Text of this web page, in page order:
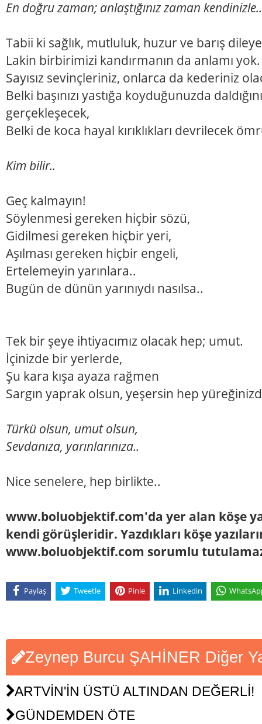
En doğru zaman; anlaştığınız zaman kendinizle..
Tabii ki sağlık, mutluluk, huzur ve barış
Lakin birbirimizi kandırmanın da anlamı yok.
Sayısız sevinçleriniz, onlarca da kederiniz
Belki başınızı yastığa koyduğunuzda
gerçekleşecek,
Belki de koca hayal kırıklıkları devrilecek
Kim bilir..
Geç kalmayın!
Söylenmesi gereken hiçbir sözü,
Gidilmesi gereken hiçbir yeri,
Aşılması gereken hiçbir engeli,
Ertelemeyin yarınlara..
Bugün de dünün yarınıydı nasılsa..
Tek bir şeye ihtiyacımız olacak hep; umut.
İçinizde bir yerlerde,
Şu kara kışa ayaza rağmen
Sargın yaprak olsun, yeşersin hep
Türkü olsun, umut olsun,
Sevdanıza, yarınlarınıza..
Nice senelere, hep birlikte..
www.boluobjektif.com'da yer alan köşe
kendi görüşleridir. Yazdıkları köşe
www.boluobjektif.com sorumlu
Paylaş Tweetle Pinle Linkedin
Zeynep Burcu ŞAHİNER Diğer
ARTVİN'İN ÜSTÜ ALTINDAN DEĞERLİ!
GÜNDEMDEN ÖTE